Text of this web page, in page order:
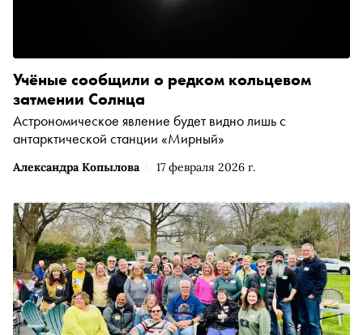
Александра Копылова 17 февраля 2026 г.
Учёные сообщили о редком кольцевом
затмении Солнца
Астрономическое явление будет видно лишь с
антарктической станции «Мирный»